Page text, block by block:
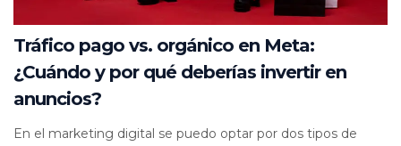
Tráfico pago vs. orgánico en Meta:
¿Cuándo y por qué deberías invertir en
anuncios?
En el marketing digital se puedo optar por dos tipos de